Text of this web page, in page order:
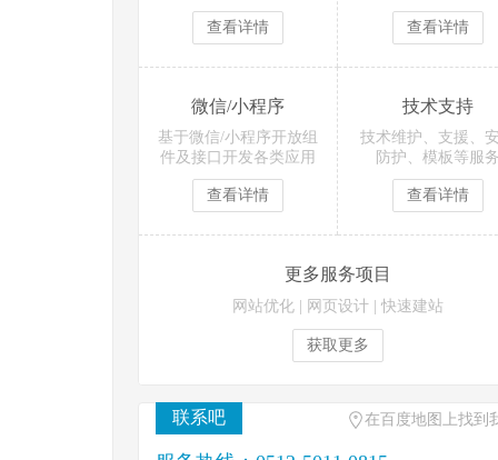
查看详情 查看详情
微信/小程序
基于微信/小程序开放组
件及接口开发各类应用
查看详情
技术支持
技术维护、支援、
防护、模板等服
查看详情
更多服务项目
网站优化 网页设计 快速建站
获取更多
联系吧 在百度地图上找到